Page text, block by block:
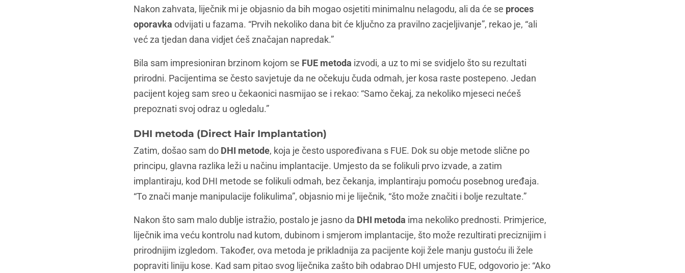
Nakon zahvata, liječnik mi je objasnio da bih mogao osjetiti minimalnu nelagodu, ali da će se proces
oporavka odvijati u fazama. “Prvih nekoliko dana bit će ključno za pravilno zacjeljivanje”, rekao je, “ali
već za tjedan dana vidjet ćeš značajan napredak.”
Bila sam impresioniran brzinom kojom se FUE metoda izvodi, a uz to mi se svidjelo što su rezultati
prirodni. Pacijentima se često savjetuje da ne očekuju čuda odmah, jer kosa raste postepeno. Jedan
pacijent kojeg sam sreo u čekaonici nasmijao se i rekao: “Samo čekaj, za nekoliko mjeseci nećeš
prepoznati svoj odraz u ogledalu.”
DHI metoda (Direct Hair Implantation)
Zatim, došao sam do DHI metode, koja je često uspoređivana s FUE. Dok su obje metode slične po
principu, glavna razlika leži u načinu implantacije. Umjesto da se folikuli prvo izvade, a zatim
implantiraju, kod DHI metode se folikuli odmah, bez čekanja, implantiraju pomoću posebnog uređaja.
“To znači manje manipulacije folikulima”, objasnio mi je liječnik, “što može značiti i bolje rezultate.”
Nakon što sam malo dublje istražio, postalo je jasno da DHI metoda ima nekoliko prednosti. Primjerice,
liječnik ima veću kontrolu nad kutom, dubinom i smjerom implantacije, što može rezultirati preciznijim i
prirodnijim izgledom. Također, ova metoda je prikladnija za pacijente koji žele manju gustoću ili žele
popraviti liniju kose. Kad sam pitao svog liječnika zašto bih odabrao DHI umjesto FUE, odgovorio je: “Ako